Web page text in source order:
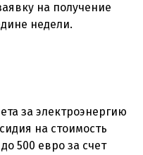
на получение
за электроэнергию
на стоимость
500 евро за счет